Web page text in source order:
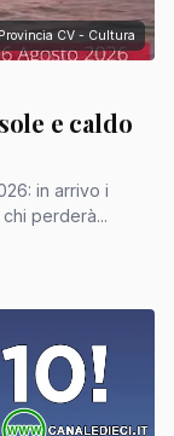
CV - Cultura
e caldo
in arrivo i
perderà...